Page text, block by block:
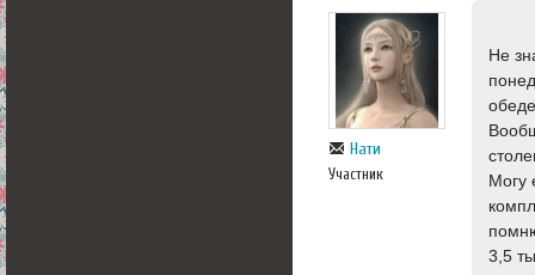
Нати
Участник
Не
Могу
3,5